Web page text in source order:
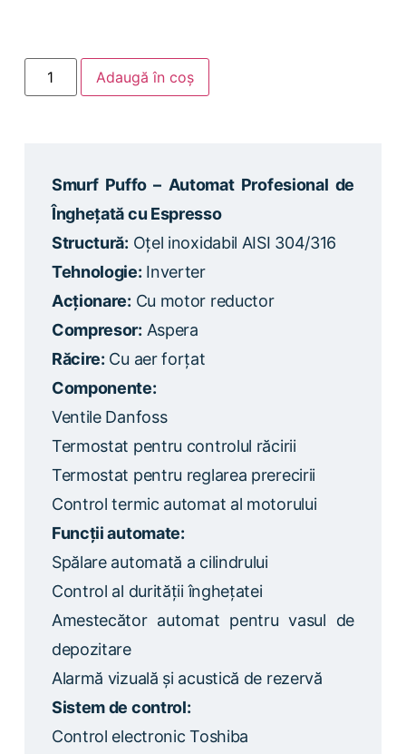
Adaugă în coș
Smurf Puffo – Automat Profesional de
Înghețată cu Espresso
Structură: Oțel inoxidabil AISI 304/316
Tehnologie: Inverter
Acționare: Cu motor reductor
Compresor: Aspera
Răcire: Cu aer forțat
Componente:
Ventile Danfoss
Termostat pentru controlul răcirii
Termostat pentru reglarea prerecirii
Control termic automat al motorului
Funcții automate:
Spălare automată a cilindrului
Control al durității înghețatei
Amestecător automat pentru vasul de
depozitare
Alarmă vizuală și acustică de rezervă
Sistem de control:
Control electronic Toshiba